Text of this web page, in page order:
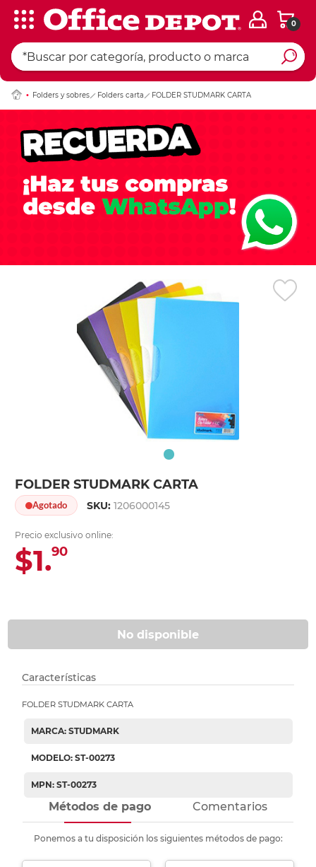
0
Folders y sobres Folders carta FOLDER STUDMARK CARTA
FOLDER STUDMARK CARTA
Agotado SKU:1206000145
Precio exclusivo online:
$1.90
No disponible
Ingresar Codigo
Características
FOLDER STUDMARK CARTA
MARCA: STUDMARK
MODELO: ST-00273
MPN: ST-00273
Métodos de pago Comentarios
Ponemos a tu disposición los siguientes métodos de pago: